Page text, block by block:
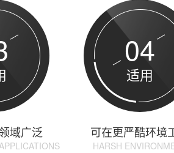
域广泛
04
适用
可在更严酷环境
HARSH